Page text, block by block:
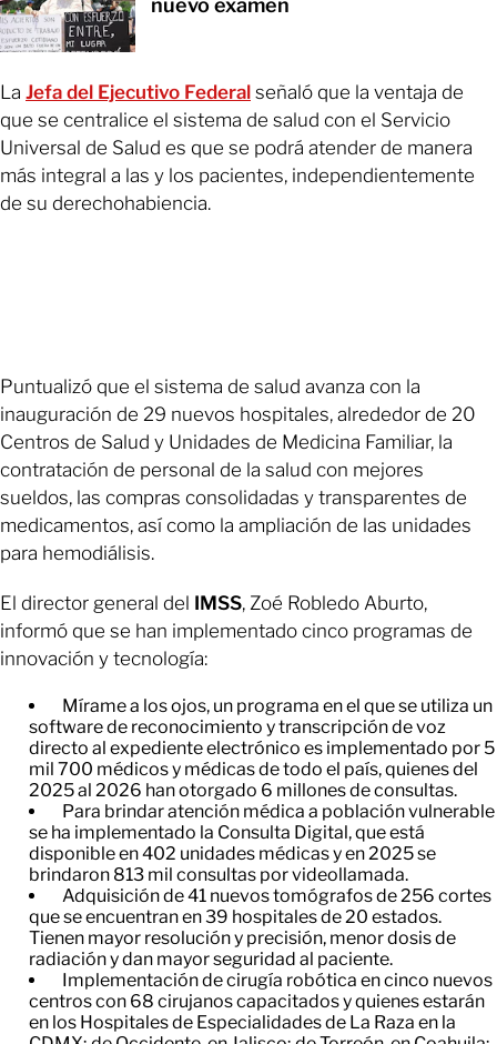
nuevo examen
La Jefa del Ejecutivo Federal señaló que la ventaja de
que se centralice el sistema de salud con el Servicio
Universal de Salud es que se podrá atender de manera
más integral a las y los pacientes, independientemente
de su derechohabiencia.
Puntualizó que el sistema de salud avanza con la
inauguración de 29 nuevos hospitales, alrededor de 20
Centros de Salud y Unidades de Medicina Familiar, la
contratación de personal de la salud con mejores
sueldos, las compras consolidadas y transparentes de
medicamentos, así como la ampliación de las unidades
para hemodiálisis.
El director general del IMSS, Zoé Robledo Aburto,
informó que se han implementado cinco programas de
innovación y tecnología:
Mírame a los ojos, un programa en el que se utiliza un
software de reconocimiento y transcripción de voz
directo al expediente electrónico es implementado por 5
mil 700 médicos y médicas de todo el país, quienes del
2025 al 2026 han otorgado 6 millones de consultas.
Para brindar atención médica a población vulnerable
se ha implementado la Consulta Digital, que está
disponible en 402 unidades médicas y en 2025 se
brindaron 813 mil consultas por videollamada.
Adquisición de 41 nuevos tomógrafos de 256 cortes
que se encuentran en 39 hospitales de 20 estados.
Tienen mayor resolución y precisión, menor dosis de
radiación y dan mayor seguridad al paciente.
Implementación de cirugía robótica en cinco nuevos
centros con 68 cirujanos capacitados y quienes estarán
en los Hospitales de Especialidades de La Raza en la